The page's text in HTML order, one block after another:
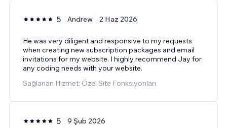
5 Andrew 2 Haz 2026
He was very diligent and responsive to my requests
when creating new subscription packages and email
invitations for my website. I highly recommend Jay for
any coding needs with your website.
Sağlanan Hizmet: Özel Site Fonksiyonları
5 9 Şub 2026